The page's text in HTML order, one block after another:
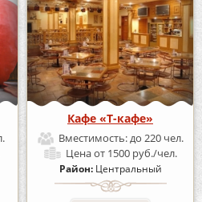
Кафе «Т-кафе»
Вместимость:до 220 чел.
Ценаот 1500 руб./чел.
Район: Центральный